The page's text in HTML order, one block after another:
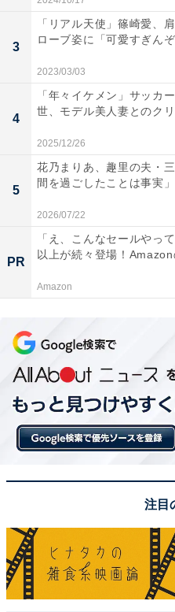
3
「リアル天使」篠崎愛、
ローブ姿に「可愛すぎん
2023/03/03
4
「年々イケメン」サッカ
世、モデル美人妻とのク
2025/12/26
5
花乃まりあ、趣里の夫・
間を過ごしたことは事実
2026/07/22
PR
「え、こんなセールやっ
以上が続々登場！
Amazon
注目